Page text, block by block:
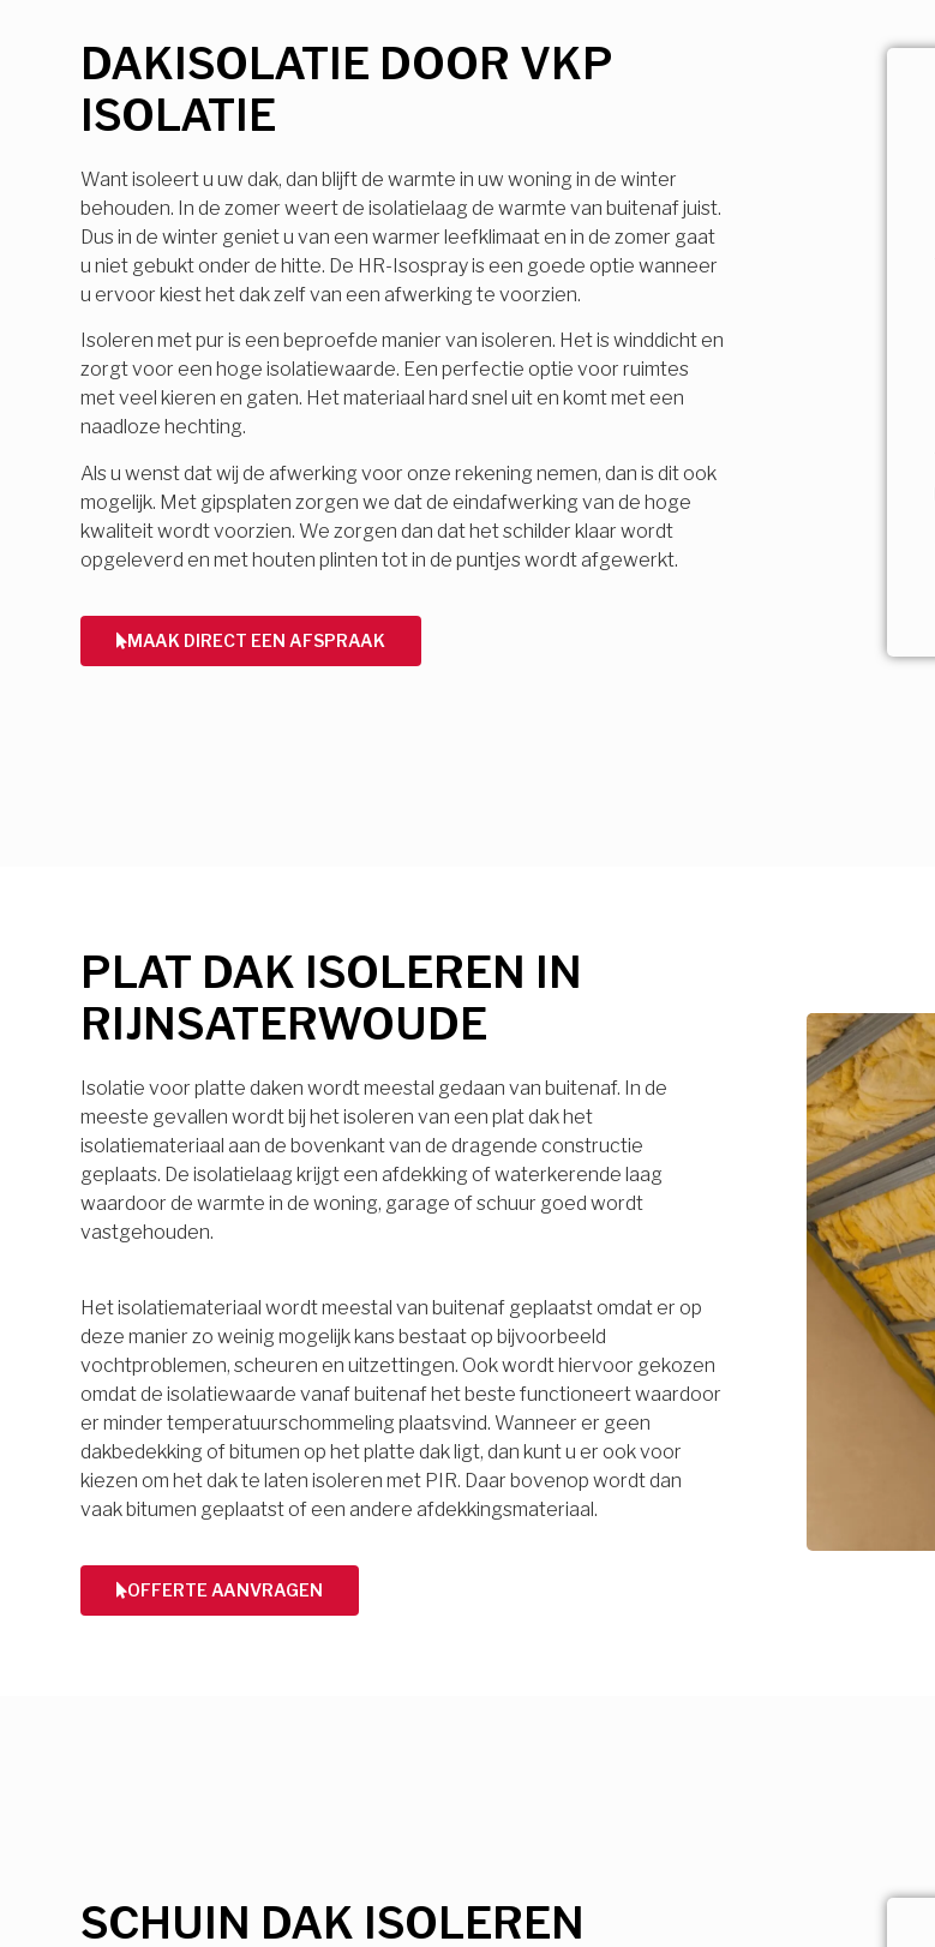
DAKISOLATIE DOOR VKP
ISOLATIE
Want isoleert u uw dak, dan blijft de warmte in uw woning in de winter
behouden. In de zomer weert de isolatielaag de warmte van buitenaf juist.
Dus in de winter geniet u van een warmer leefklimaat en in de zomer gaat
u niet gebukt onder de hitte. De HR-Isospray is een goede optie wanneer
u ervoor kiest het dak zelf van een afwerking te voorzien.
Isoleren met pur is een beproefde manier van isoleren. Het is winddicht en
zorgt voor een hoge isolatiewaarde. Een perfectie optie voor ruimtes
met veel kieren en gaten. Het materiaal hard snel uit en komt met een
naadloze hechting.
Als u wenst dat wij de afwerking voor onze rekening nemen, dan is dit ook
mogelijk. Met gipsplaten zorgen we dat de eindafwerking van de hoge
kwaliteit wordt voorzien. We zorgen dan dat het schilder klaar wordt
opgeleverd en met houten plinten tot in de puntjes wordt afgewerkt.
MAAK DIRECT EEN AFSPRAAK
PLAT DAK ISOLEREN IN
RIJNSATERWOUDE
Isolatie voor platte daken wordt meestal gedaan van buitenaf. In de
meeste gevallen wordt bij het isoleren van een plat dak het
isolatiemateriaal aan de bovenkant van de dragende constructie
geplaats. De isolatielaag krijgt een afdekking of waterkerende laag
waardoor de warmte in de woning, garage of schuur goed wordt
vastgehouden.
Het isolatiemateriaal wordt meestal van buitenaf geplaatst omdat er op
deze manier zo weinig mogelijk kans bestaat op bijvoorbeeld
vochtproblemen, scheuren en uitzettingen. Ook wordt hiervoor gekozen
omdat de isolatiewaarde vanaf buitenaf het beste functioneert waardoor
er minder temperatuurschommeling plaatsvind. Wanneer er geen
dakbedekking of bitumen op het platte dak ligt, dan kunt u er ook voor
kiezen om het dak te laten isoleren met PIR. Daar bovenop wordt dan
vaak bitumen geplaatst of een andere afdekkingsmateriaal.
OFFERTE AANVRAGEN
SCHUIN DAK ISOLEREN